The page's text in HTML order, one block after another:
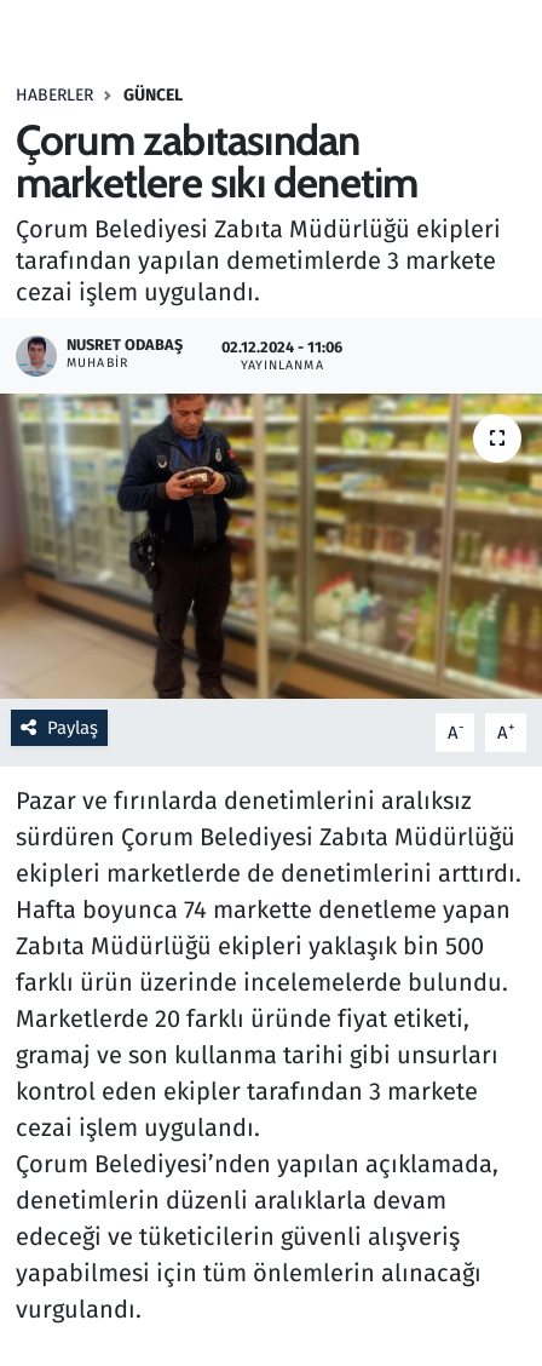
HABERLER GÜNCEL
Çorum zabıtasından
marketlere sıkı denetim
Çorum Belediyesi Zabıta Müdürlüğü ekipleri
tarafından yapılan demetimlerde 3 markete
cezai işlem uygulandı.
NUSRET ODABAŞ
MUHABIR
02.12.2024 - 11:06
YAYINLANMA
Paylaş A- A+
Pazar ve fırınlarda denetimlerini aralıksız
sürdüren Çorum Belediyesi Zabıta Müdürlüğü
ekipleri marketlerde de denetimlerini arttırdı.
Hafta boyunca 74 markette denetleme yapan
Zabıta Müdürlüğü ekipleri yaklaşık bin 500
farklı ürün üzerinde incelemelerde bulundu.
Marketlerde 20 farklı üründe fiyat etiketi,
gramaj ve son kullanma tarihi gibi unsurları
kontrol eden ekipler tarafından 3 markete
cezai işlem uygulandı.
Çorum Belediyesi’nden yapılan açıklamada,
denetimlerin düzenli aralıklarla devam
edeceği ve tüketicilerin güvenli alışveriş
yapabilmesi için tüm önlemlerin alınacağı
vurgulandı.
Haber
Kültür Sanat
Kurumsal Haberler
Lezzet Durağı
Memur ve Kamu
Otomobil
Oyun
Ramazan
Resmi İlanlar
Rüya Tabirleri
Sağlık
Seçim 2023
Spor
Teknoloji ve Bilim
Televizyon